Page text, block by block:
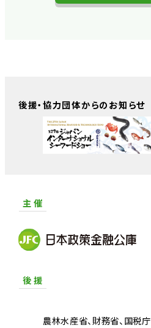
後援・協力団体からのお知らせ
主 催
後 援
農林水産省 財務省 国税庁